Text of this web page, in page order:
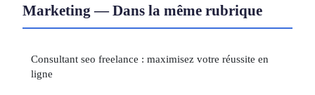
Marketing — Dans la même rubrique
Consultant seo freelance : maximisez votre réussite en
ligne